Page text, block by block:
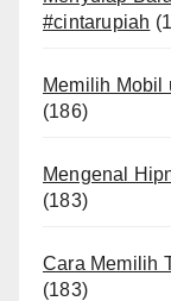
#cintarupiah
Memilih Mobil
(186)
Mengenal
(183)
Cara Memilih
(183)